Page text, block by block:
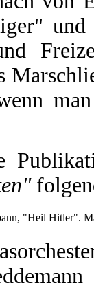
"Heil Hitler".